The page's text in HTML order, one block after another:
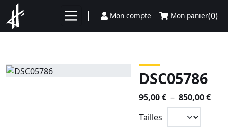
Aller au contenu
Mon compte Mon panier(0)
DSC05786
95,00€ – 850,00€
Tailles